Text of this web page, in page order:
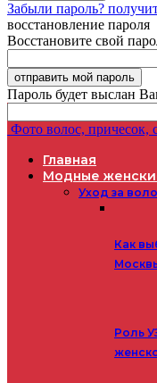
Забыли пароль?
восстановление пароля
Восстановите свой
Пароль будет выслан
Фото волос, причесок,
Главная
Модные
Уход за
Как
Роль